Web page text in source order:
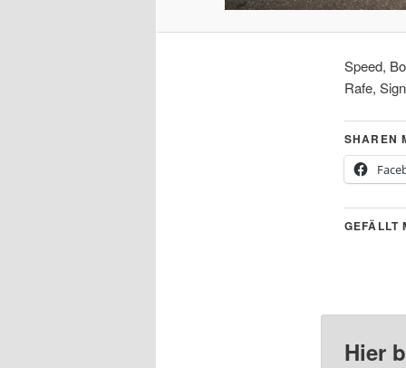
Speed,
Rafe,
SHAREN
GEFÄLLT
Hier